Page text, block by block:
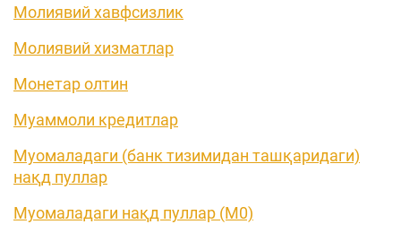
Молиявий хавфсизлик
Молиявий хизматлар
Монетар олтин
Муаммоли кредитлар
Муомаладаги (банк тизимидан ташқаридаги)
нақд пуллар
Муомаладаги нақд пуллар (М0)